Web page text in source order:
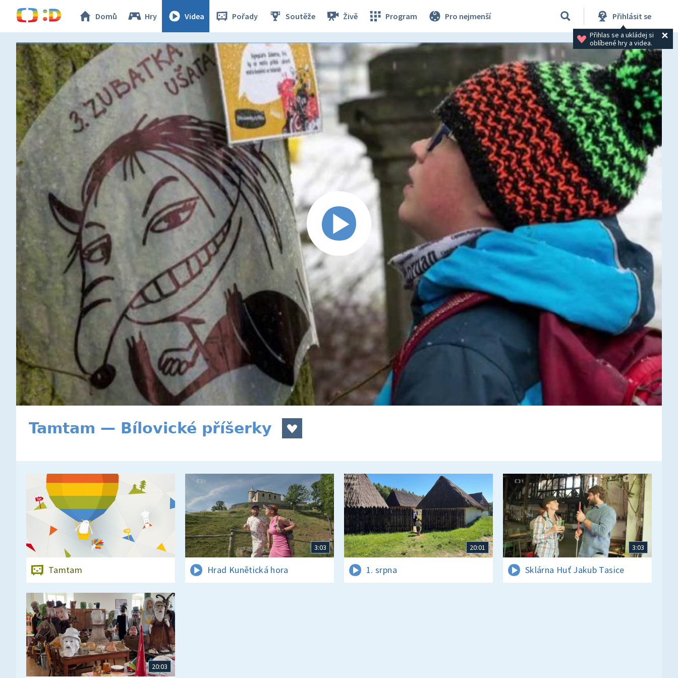
Domů Hry Videa Pořady Soutěže Živě Program Pro nejmenší Přihlásit se
Přihlas se a ukládej si
oblíbené hry a videa.
Tamtam — Bílovické příšerky
Tamtam
3:03
Hrad Kunětická hora
20:01
1. srpna
3:03
Sklárna Huť Jakub Tasice
20:03